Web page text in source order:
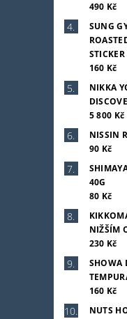
490 Kč
SUNG
160 Kč
NIKKA
5 800 Kč
NISSIN
90 Kč
40G
80 Kč
NIŽŠÍM
230 Kč
SHOWA
160 Kč
NUTS